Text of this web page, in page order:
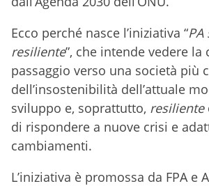
Ecco perché nasce l’iniziativa “
resiliente”, che intende vedere la
passaggio verso una società più
dell’insostenibilità dell’attuale
sviluppo e, soprattutto, resiliente
di rispondere a nuove crisi e
cambiamenti.
L’iniziativa è promossa da FPA e